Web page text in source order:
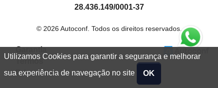
Utilizamos Cookies para garantir a segurança e melhorar
sua experiência de navegação no site OK
28.436.149/0001-37
© 2026 Autoconf. Todos os direitos reservados.
Garantia
Termos
Privacidade